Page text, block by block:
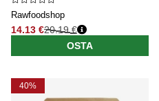
Rawfoodshop
14.13 €
Normaali hinta
20.19 €
OSTA
40%